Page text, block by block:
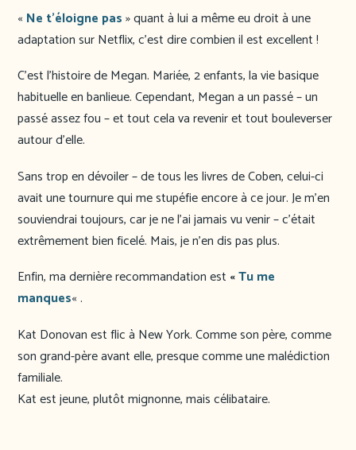
« Ne t’éloigne pas» quant à lui a même eu droit à une
adaptation sur Netflix, c’est dire combien il est excellent !
C’est l’histoire de Megan. Mariée, 2 enfants, la vie basique
habituelle en banlieue. Cependant, Megan a un passé – un
passé assez fou – et tout cela va revenir et tout bouleverser
autour d’elle.
Sans trop en dévoiler – de tous les livres de Coben, celui-ci
avait une tournure qui me stupéfie encore à ce jour. Je m’en
souviendrai toujours, car je ne l’ai jamais vu venir – c’était
extrêmement bien ficelé. Mais, je n’en dis pas plus.
Enfin, ma dernière recommandation est «Tu me
manques« .
Kat Donovan est flic à New York. Comme son père, comme
son grand-père avant elle, presque comme une malédiction
familiale.
Kat est jeune, plutôt mignonne, mais célibataire.